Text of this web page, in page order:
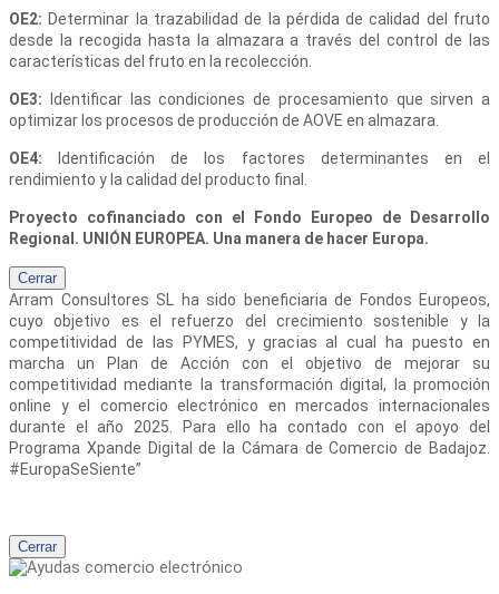
OE2: Determinar la trazabilidad de la pérdida de calidad del fruto
desde la recogida hasta la almazara a través del control de las
características del fruto en la recolección.
OE3:
Identificar las condiciones de procesamiento que sirven a
optimizar los procesos de producción de AOVE en almazara.
OE4:
Identificación de los factores determinantes en el
rendimiento y la calidad del producto final.
Proyecto cofinanciado con el Fondo Europeo de Desarrollo
Regional. UNIÓN EUROPEA. Una manera de hacer Europa.
Cerrar
Arram Consultores SL
ha sido beneficiaria de Fondos Europeos,
cuyo objetivo es el refuerzo del crecimiento sostenible y la
competitividad de las PYMES, y gracias al cual ha puesto en
marcha un Plan de Acción con el objetivo de mejorar su
competitividad mediante la transformación digital, la promoción
online y el comercio electrónico en mercados internacionales
durante el año 2025. Para ello ha contado con el apoyo del
Programa Xpande Digital de la Cámara de Comercio de Badajoz.
#EuropaSeSiente”
Cerrar